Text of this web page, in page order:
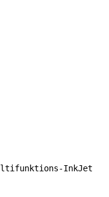
InkJet